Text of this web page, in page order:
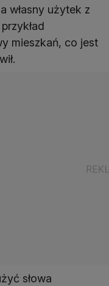
własny użytek z
mieszkań, co jest
słowa